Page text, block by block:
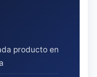
producto en